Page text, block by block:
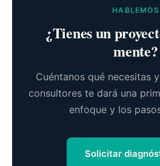
HABLEMOS
¿Tienes un
mente?
Cuéntanos qué necesitas
consultores te dará una
enfoque y los
Solicitar